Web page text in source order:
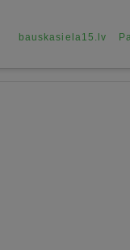
bauskasiela15.lv